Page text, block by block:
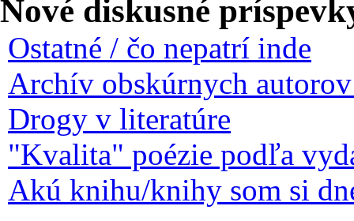
Nové diskusné
Ostatné / čo nepatrí inde
Archív obskúrnych
Drogy v literatúre
"Kvalita" poézie podľa
Akú knihu/knihy som si